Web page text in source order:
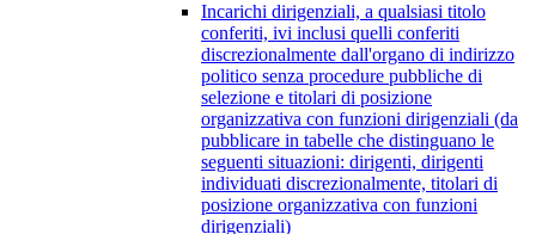
Incarichi dirigenziali, a qualsiasi titolo
conferiti, ivi inclusi quelli conferiti
discrezionalmente dall'organo di indirizzo
politico senza procedure pubbliche di
selezione e titolari di posizione
organizzativa con funzioni dirigenziali (da
pubblicare in tabelle che distinguano le
seguenti situazioni: dirigenti, dirigenti
individuati discrezionalmente, titolari di
posizione organizzativa con funzioni
dirigenziali)